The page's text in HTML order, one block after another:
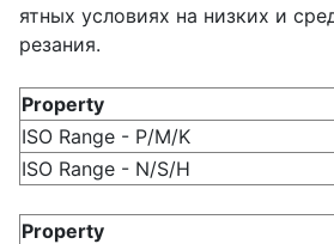
ятных условиях на низких и
резания.
Property
ISO Range - P/M/K
ISO Range - N/S/H
Property